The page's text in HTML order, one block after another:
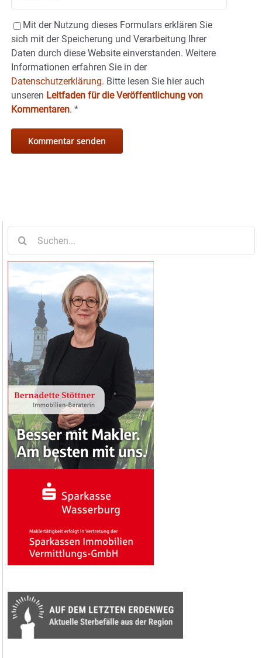
Mit der Nutzung dieses Formulars erklären Sie
sich mit der Speicherung und Verarbeitung Ihrer
Daten durch diese Website einverstanden. Weitere
Informationen erfahren Sie in der
Datenschutzerklärung. Bitte lesen Sie hier auch
unseren Leitfaden für die Veröffentlichung von
Kommentaren. *
nach: